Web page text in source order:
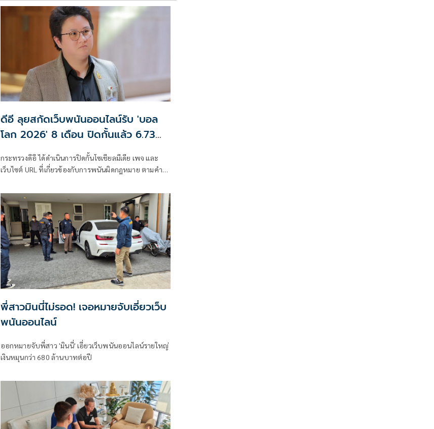
ดีอี ลุยสกัดเว็บพนันออนไลน์รับ 'บอล
โลก 2026' 8 เดือน ปิดกั้นแล้ว 6.73
กระทรวงดีอี ได้ดำเนินการปิดกั้นโซเชียลมีเดีย เพจ และ
เว็บไซต์ URL ที่เกี่ยวข้องกับการพนันผิดกฎหมาย ตามคำสั่ง
ปีงบประมาณ 2569 ระหว่างวันที่ 1 ตุลาคม 2568 – 31
พฤษภาคม 2569 (ระยะเวลา 8 เดือน)
พี่สาวมินนี่ไม่รอด! เจอหมายจับเอี่ยวเว็บ
พนันออนไลน์
ออกหมายจับพี่สาว 'มินนี่' เอี่ยวเว็บพนันออนไลน์รายใหญ่
เงินหมุนกว่า 680 ล้านบาทต่อปี